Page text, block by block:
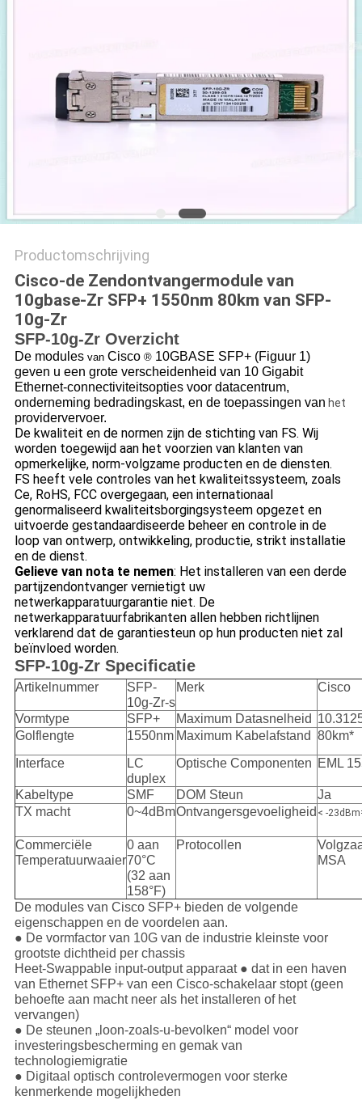
Productomschrijving
Cisco-de Zendontvangermodule van
10gbase-Zr SFP+ 1550nm 80km van SFP-
10g-Zr
SFP-10g-Zr Overzicht
De modules vanCisco ®10GBASE SFP+ (Figuur 1)
geven u een grote verscheidenheid van 10 Gigabit
Ethernet-connectiviteitsopties voor datacentrum,
onderneming bedradingskast, en de toepassingen van het
providervervoer.
De kwaliteit en de normen zijn de stichting van FS. Wij
worden toegewijd aan het voorzien van klanten van
opmerkelijke, norm-volgzame producten en de diensten.
FS heeft vele controles van het kwaliteitssysteem, zoals
Ce, RoHS, FCC overgegaan, een internationaal
genormaliseerd kwaliteitsborgingsysteem opgezet en
uitvoerde gestandaardiseerde beheer en controle in de
loop van ontwerp, ontwikkeling, productie, strikt installatie
en de dienst.
Gelieve van nota te nemen: Het installeren van een derde
partijzendontvanger vernietigt uw
netwerkapparatuurgarantie niet. De
netwerkapparatuurfabrikanten allen hebben richtlijnen
verklarend dat de garantiesteun op hun producten niet zal
beïnvloed worden.
SFP-10g-Zr Specificatie
Artikelnummer
SFP-
10g-Zr-s
Merk Cisco
Vormtype SFP+ Maximum Datasnelheid
Golflengte
1550nm Maximum Kabelafstand 80km*
Interface
LC
duplex
Optische Componenten EML
Kabeltype SMF DOM Steun
Ja
TX macht
0~4dBmOntvangersgevoeligheid < -
Commerciële
Temperatuurwaaier
0 aan
70°C
(32 aan
158°F)
Protocollen
MSA
De modules van Cisco SFP+ bieden de volgende
eigenschappen en de voordelen aan.
● De vormfactor van 10G van de industrie kleinste voor
grootste dichtheid per chassis
Heet-Swappable input-output apparaat ● dat in een haven
van Ethernet SFP+ van een Cisco-schakelaar stopt (geen
behoefte aan macht neer als het installeren of het
vervangen)
● De steunen „loon-zoals-u-bevolken“ model voor
investeringsbescherming en gemak van
technologiemigratie
● Digitaal optisch controlevermogen voor sterke
kenmerkende mogelijkheden